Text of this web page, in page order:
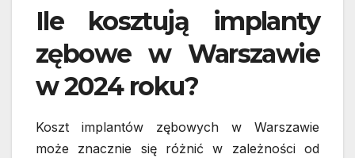
Ile kosztują implanty
zębowe w Warszawie
w 2024 roku?
Koszt implantów zębowych w Warszawie
może znacznie się różnić w zależności od